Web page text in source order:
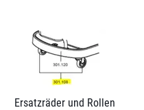
Ersatzräder und Rollen